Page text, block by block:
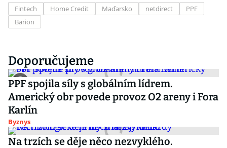
Fintech Home Credit Maďarsko netdirect
PPF
Barion
Doporučujeme
PPF spojila síly s globálním lídrem.
Americký obr povede provoz O2 areny i Fora
Karlín
Byznys
Na trzích se děje něco nezvyklého.